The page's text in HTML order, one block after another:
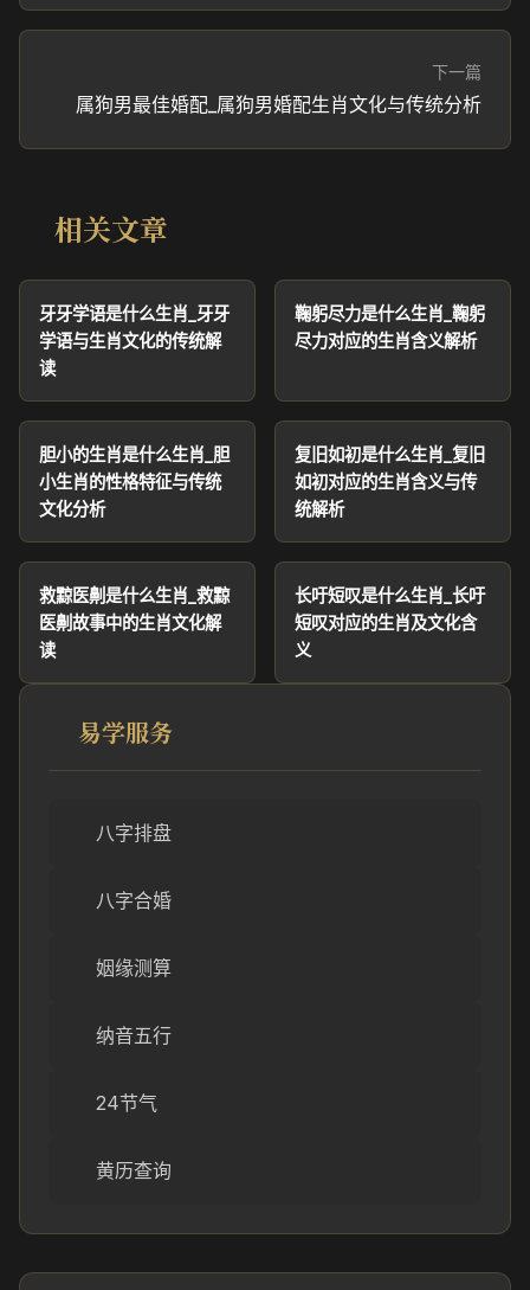
下一篇
属狗男最佳婚配_属狗男婚配生肖文化与传统分析
相关文章
牙牙学语是什么生肖_牙牙
学语与生肖文化的传统解
读
鞠躬尽力是什么生肖_鞠躬
尽力对应的生肖含义解析
胆小的生肖是什么生肖_胆
小生肖的性格特征与传统
文化分析
复旧如初是什么生肖_复旧
如初对应的生肖含义与传
统解析
救黥医劓是什么生肖_救黥
医劓故事中的生肖文化解
读
长吁短叹是什么生肖_长吁
短叹对应的生肖及文化含
义
易学服务
八字排盘
八字合婚
姻缘测算
纳音五行
24节气
黄历查询